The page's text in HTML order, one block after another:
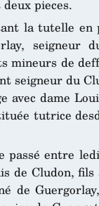
pieces.
la tutelle en
seigneur
mineurs de
seigneur du
avec dame
tutrice
passé entre
de Cludon,
de